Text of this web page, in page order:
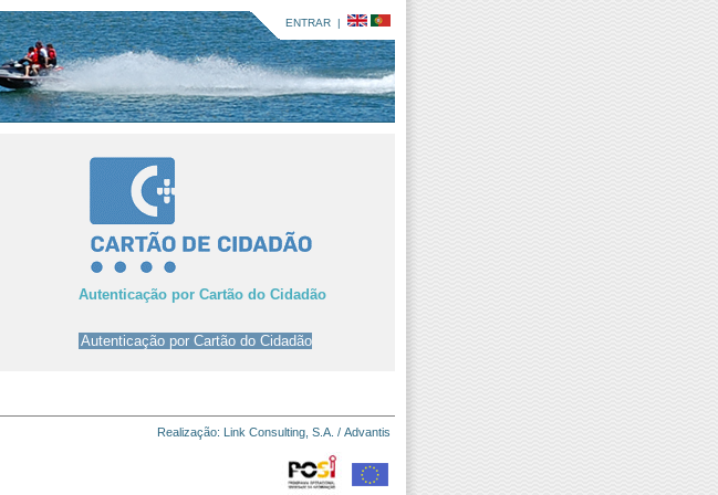
ENTRAR |
Autenticação por Cartão do Cidadão
Realização: Link Consulting, S.A. / Advantis